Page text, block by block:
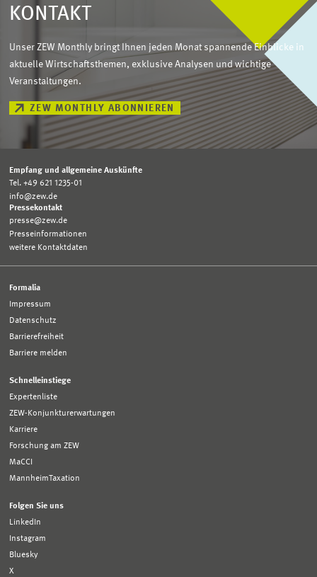
KONTAKT
Unser ZEW Monthly bringt Ihnen jeden Monat spannende Einblicke in
aktuelle Wirtschaftsthemen, exklusive Analysen und wichtige
Veranstaltungen.
ZEW MONTHLY ABONNIEREN
Empfang und allgemeine Auskünfte
Tel. +49 621 1235-01
info@zew.de
Pressekontakt
presse@zew.de
Presseinformationen
weitere Kontaktdaten
Formalia
Impressum
Datenschutz
Barrierefreiheit
Barriere melden
Schnelleinstiege
Expertenliste
ZEW-Konjunkturerwartungen
Karriere
Forschung am ZEW
MaCCI
MannheimTaxation
Folgen Sie uns
LinkedIn
Instagram
Bluesky
X